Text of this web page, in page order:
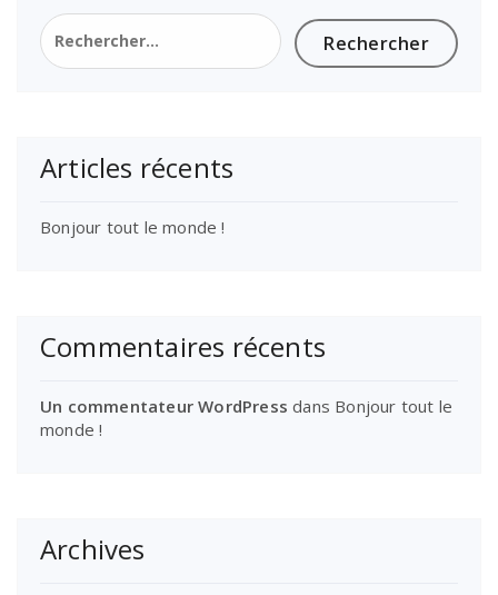
Rechercher :
Articles récents
Bonjour tout le monde !
Commentaires récents
Un commentateur WordPress dans Bonjour tout le
monde !
Archives